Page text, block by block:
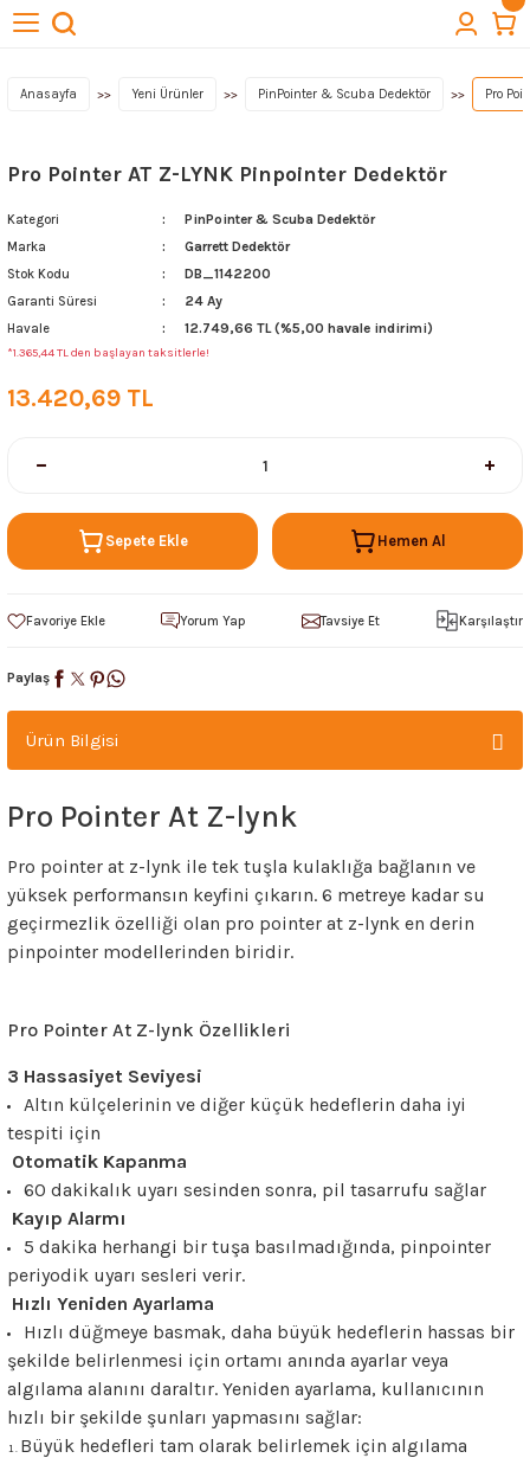
Başlıkları
Kazı Ekipmanları
Anasayfa Yeni Ürünler PinPointer & Scuba Dedektör Pro
Pro Pointer AT Z-LYNK Pinpointer Dedektör
Kategori PinPointer & Scuba Dedektör
Marka Garrett Dedektör
Stok Kodu DB_1142200
Garanti Süresi 24 Ay
Havale 12.749,66 TL (%5,00 havale indirimi)
*1.365,44 TL den başlayan taksitlerle!
13.420,69 TL
Sepete Ekle Hemen Al
Yorum Yap Tavsiye Et Karşılaştır
Paylaş
Ürün Bilgisi
Pro Pointer At Z-lynk
Pro pointer at z-lynk ile tek tuşla kulaklığa bağlanın ve
yüksek performansın keyfini çıkarın. 6 metreye kadar su
geçirmezlik özelliği olan pro pointer at z-lynk en derin
pinpointer modellerinden biridir.
Pro Pointer At Z-lynk Özellikleri
3 Hassasiyet Seviyesi
Altın külçelerinin ve diğer küçük hedeflerin daha iyi
tespiti için
Otomatik Kapanma
60 dakikalık uyarı sesinden sonra, pil tasarrufu sağlar
Kayıp Alarmı
5 dakika herhangi bir tuşa basılmadığında, pinpointer
periyodik uyarı sesleri verir.
Hızlı Yeniden Ayarlama
Hızlı düğmeye basmak, daha büyük hedeflerin hassas bir
şekilde belirlenmesi için ortamı anında ayarlar veya
algılama alanını daraltır. Yeniden ayarlama, kullanıcının
hızlı bir şekilde şunları yapmasını sağlar:
Büyük hedefleri tam olarak belirlemek için algılama